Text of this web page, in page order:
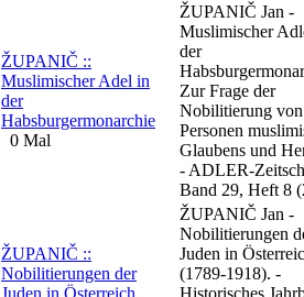
ŽUPANIČ ::
Muslimischer Adel in
der
Habsburgermonarchie
0 Mal
ŽUPANIČ Jan -
Muslimischer
der
Zur Frage der
Nobilitierung von
Personen
Glaubens und
- ADLER-
Band 29, Heft 8
ŽUPANIČ ::
Nobilitierungen der
Juden in Österreich
ŽUPANIČ Jan -
Nobilitierungen
Juden in
(1789-1918). -
Historisches